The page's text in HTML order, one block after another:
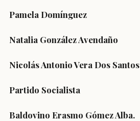
Pamela Domínguez
Natalia González Avendaño
Nicolás Antonio Vera Dos Santos
Partido Socialista
Baldovino Erasmo Gómez Alba.